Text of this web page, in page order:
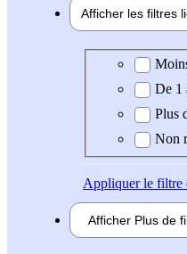
Afficher les filtres
Expérience
De 1
Plus
Non
Appliquerle filtre
Afficher Plus de